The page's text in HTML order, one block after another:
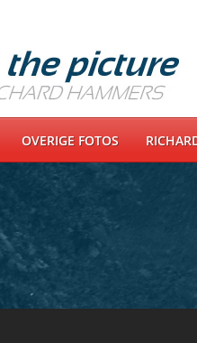
OVERIGE FOTOS